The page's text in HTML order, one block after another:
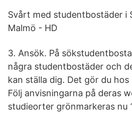
Svårt med studentbostäder i
Malmö - HD
3. Ansök. På
några studentbostäder och
kan ställa dig. Det gör du
Följ anvisningarna på deras
studieorter grönmarkeras nu